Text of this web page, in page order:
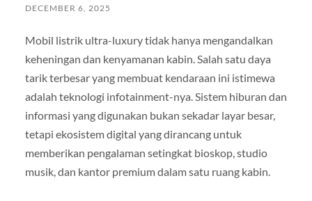
DECEMBER 6, 2025
Mobil listrik ultra-luxury tidak hanya mengandalkan
keheningan dan kenyamanan kabin. Salah satu daya
tarik terbesar yang membuat kendaraan ini istimewa
adalah teknologi infotainment-nya. Sistem hiburan dan
informasi yang digunakan bukan sekadar layar besar,
tetapi ekosistem digital yang dirancang untuk
memberikan pengalaman setingkat bioskop, studio
musik, dan kantor premium dalam satu ruang kabin.